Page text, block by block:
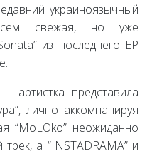
украиноязычный
свежая, но уже
из последнего EP
артистка представила
лично аккомпанируя
“MoLOko” неожиданно
а “INSTADRAMA” и